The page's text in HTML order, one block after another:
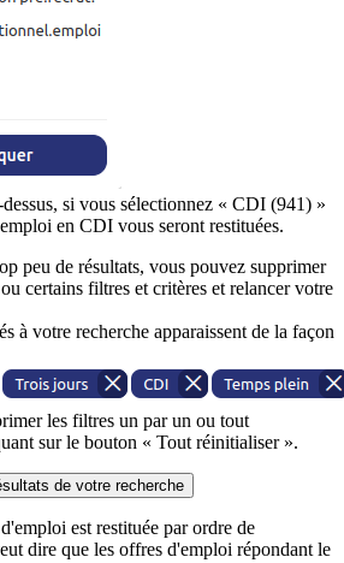
si vous sélectionnez « CDI (941) »
en CDI vous seront restituées.
peu de résultats, vous pouvez supprimer
certains filtres et critères et relancer votre
à votre recherche apparaissent de la façon
les filtres un par un ou tout
sur le bouton « Tout réinitialiser ».
de votre recherche
est restituée par ordre de
dire que les offres d'emploi répondant le